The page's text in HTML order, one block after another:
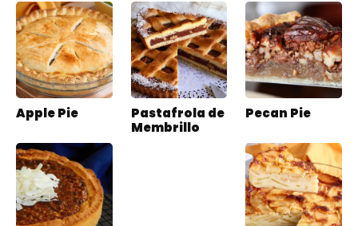
Apple Pie
Pastafrola de
Membrillo
Pecan Pie